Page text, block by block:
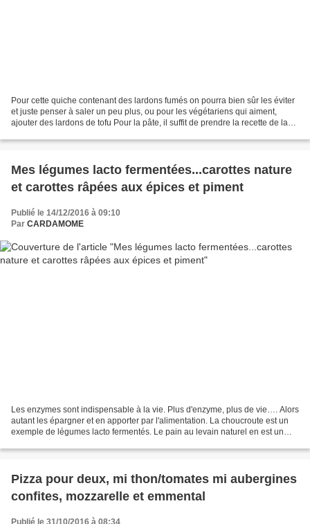
Pour cette quiche contenant des lardons fumés on pourra bien sûr les éviter
et juste penser à saler un peu plus, ou pour les végétariens qui aiment,
ajouter des lardons de tofu Pour la pâte, il suffit de prendre la recette de la
Mes légumes lacto fermentées...carottes nature
et carottes râpées aux épices et piment
Publié le 14/12/2016 à 09:10
Par CARDAMOME
Les enzymes sont indispensable à la vie. Plus d'enzyme, plus de vie…. Alors
autant les épargner et en apporter par l'alimentation. La choucroute est un
exemple de légumes lacto fermentés. Le pain au levain naturel en est un
Pizza pour deux, mi thon/tomates mi aubergines
confites, mozzarelle et emmental
Publié le 31/10/2016 à 08:34